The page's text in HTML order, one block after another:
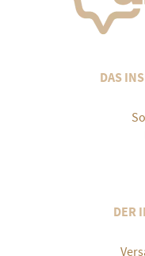
DAS
DER